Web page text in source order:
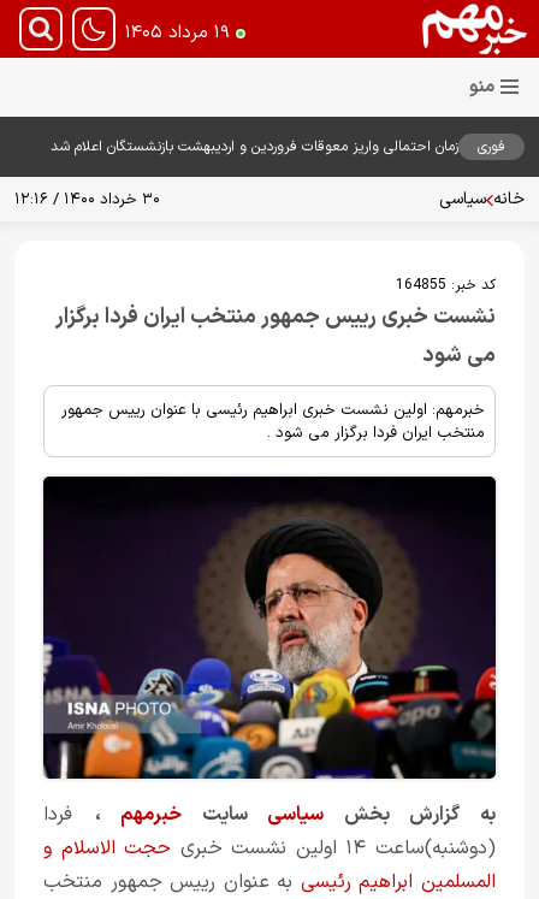
۱۹ مرداد ۱۴۰۵
فوری زمان احتمالی واریز معوقات فروردین و اردیبهشت بازنشستگان اعلام شد
خانه سیاسی ۳۰ خرداد ۱۴۰۰ / ۱۲:۱۶
کد خبر: 164855
نشست خبری رییس جمهور منتخب ایران فردا برگزار
می شود
خبرمهم: اولین نشست خبری ابراهیم رئیسی با عنوان رییس جمهور
منتخب ایران فردا برگزار می شود .
به گزارش بخش سیاسی سایت خبرمهم ، فردا
(دوشنبه)ساعت ۱۴ اولین نشست خبری
حجت الاسلام و
المسلمین ابراهیم رئیسی به عنوان رییس جمهور منتخب